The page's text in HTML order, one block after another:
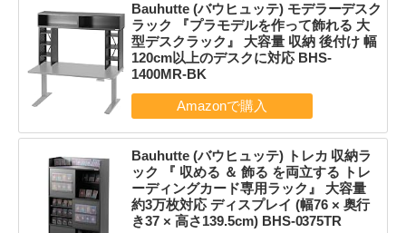
Bauhutte (バウヒュッテ) モデラーデスク
ラック 『プラモデルを作って飾れる 大
型デスクラック』 大容量 収納 後付け 幅
120cm以上のデスクに対応 BHS-
1400MR-BK
Bauhutte (バウヒュッテ) トレカ 収納ラ
ック 『 収める ＆ 飾る を両立する トレ
ーディングカード専用ラック』 大容量
約3万枚対応 ディスプレイ (幅76 × 奥行
き37 × 高さ139.5cm) BHS-0375TR